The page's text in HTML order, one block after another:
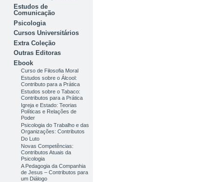
Estudos de
Comunicação
Psicologia
Cursos Universitários
Extra Coleção
Outras Editoras
Ebook
Curso de Filosofia Moral
Estudos sobre o Álcool:
Contributo para a Prática
Estudos sobre o Tabaco:
Contributos para a Prática
Igreja e Estado: Teorias
Políticas e Relações de
Poder
Psicologia do Trabalho e das
Organizações: Contributos
Do Luto
Novas Competências:
Contributos Atuais da
Psicologia
A Pedagogia da Companhia
de Jesus – Contributos para
um Diálogo